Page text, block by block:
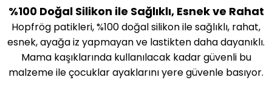
%100 Doğal Silikon ile Sağlıklı, Esnek ve Rahat
Hopfrög patikleri, %100 doğal silikon ile sağlıklı, rahat,
esnek, ayağa iz yapmayan ve lastikten daha dayanıklı.
Mama kaşıklarında kullanılacak kadar güvenli bu
malzeme ile çocuklar ayaklarını yere güvenle basıyor.